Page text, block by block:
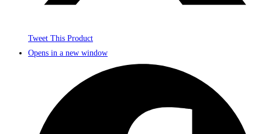
Tweet This Product
Opens in a new window